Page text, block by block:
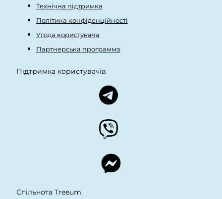
Технічна підтримка
Політика конфіденційності
Угода користувача
Партнерська программа
Підтримка користувачів
Спільнота Treeum